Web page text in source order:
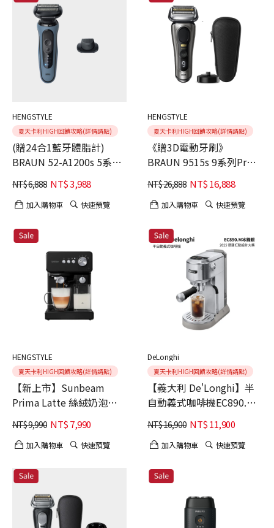
HENGSTYLE
夏天卡利HIGH回饋攻略(詳情請點)
(贈24合1藍牙體脂計)
BRAUN 52-A1200s 5系
Pro免拆快洗電鬍刀
NT$6,888 NT$3,988
加入購物車 快速預覽
HENGSTYLE
夏天卡利HIGH回饋攻略(詳情請點)
《贈3D電動牙刷》
BRAUN 9515s 9系列Pro+
諧震音波電鬍刀
NT$26,888 NT$16,888
加入購物車 快速預覽
HENGSTYLE
夏天卡利HIGH回饋攻略(詳情請點)
【新上市】Sunbeam
Prima Latte 絲絨奶泡義
式咖啡機
NT$9,990 NT$7,990
加入購物車 快速預覽
DeLonghi
夏天卡利HIGH回饋攻略(詳情請點)
【義大利 De'Longhi】半
自動義式咖啡機EC890.M
冰鋒銀
NT$16,900 NT$11,900
加入購物車 快速預覽